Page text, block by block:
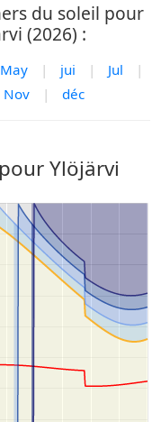
du soleil pour
(2026) :
May | jui | Jul
|
Nov | déc
Ylöjärvi